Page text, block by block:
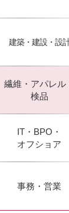
建築・建設・設
繊維・アパレル
検品
IT・BPO・
オフショア
事務・営業